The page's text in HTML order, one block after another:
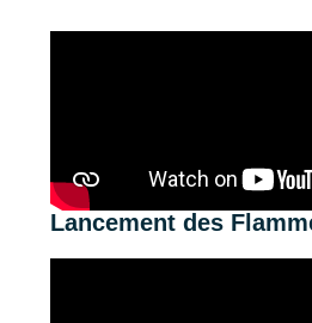
Lancement des